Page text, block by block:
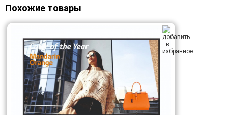
Похожие товары